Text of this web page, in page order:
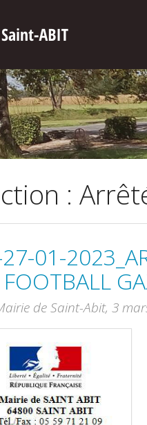
:
01-
FOOTBALL
de Saint-Abit, 3